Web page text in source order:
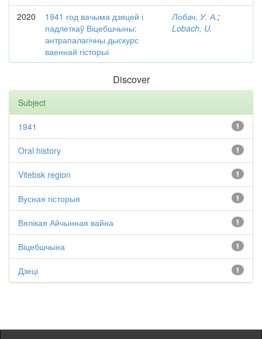
2020
1941 год вачыма дзяцей і
падлеткаў Віцебшчыны:
антрапалагічны дыскурс
ваеннай гісторыі
Лобач, У. А.;
Lobach, U.
Discover
Subject
1
1941
1
Oral history
1
Vitebsk region
1
Вусная гісторыя
1
Вялікая Айчынная вайна
1
Віцебшчына
1
Дзеці